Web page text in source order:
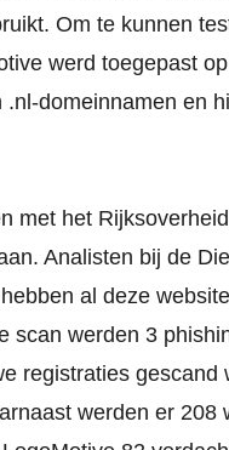
Om te kunnen
werd toegepast
domeinnamen en
met het
Analisten bij de
al deze
scan werden 3
registraties
werden er